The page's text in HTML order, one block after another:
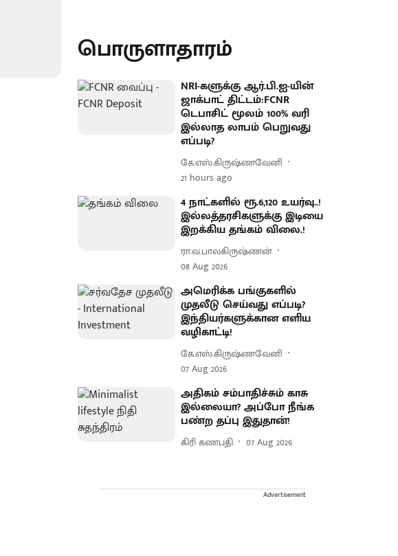
பொருளாதாரம்
NRI-களுக்கு ஆர்.பி.ஐ-யின்
ஜாக்பாட் திட்டம்:FCNR
டெபாசிட் மூலம் 100% வரி
இல்லாத லாபம் பெறுவது
எப்படி?
கே.எஸ்.கிருஷ்ணவேனி
21 hours ago
4 நாட்களில் ரூ.6,120 உயர்வு..!
இல்லத்தரசிகளுக்கு இடியை
இறக்கிய தங்கம் விலை.!
ரா.வ.பாலகிருஷ்ணன்
08 Aug 2026
அமெரிக்க பங்குகளில்
முதலீடு செய்வது எப்படி?
இந்தியர்களுக்கான எளிய
வழிகாட்டி!
கே.எஸ்.கிருஷ்ணவேனி
07 Aug 2026
அதிகம் சம்பாதிச்சும் காசு
இல்லையா? அப்போ நீங்க
பண்ற தப்பு இதுதான்!
கிரி கணபதி 07 Aug 2026
Advertisement